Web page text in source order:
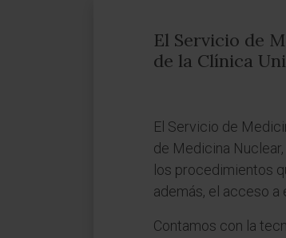
El Servicio de
de la Clínica
El Servicio de
de Medicina
los procedimientos
además, el acceso a
Contamos con la